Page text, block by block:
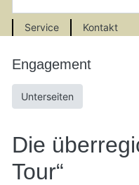
Service Kontakt
Engagement
Unterseiten
Die
Tour“